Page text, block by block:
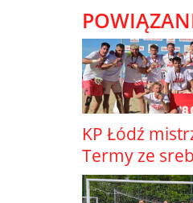
KP Łódź
Termy ze